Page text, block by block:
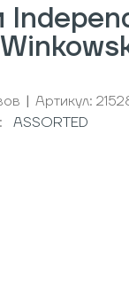
| Артикул:
ASSORTED